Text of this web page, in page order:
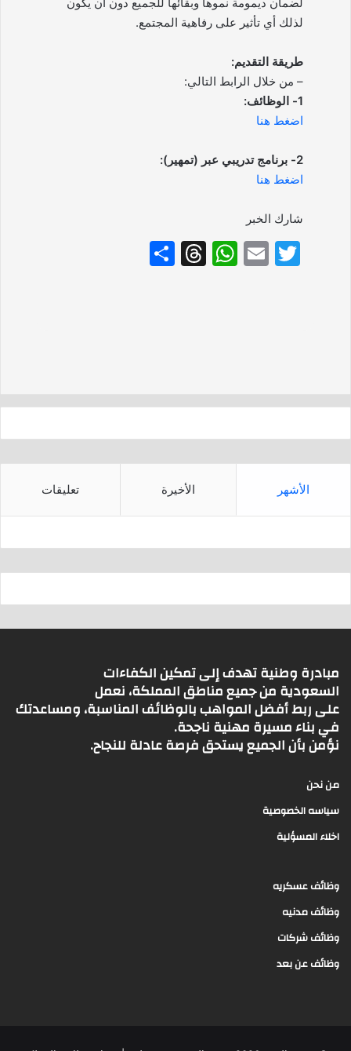
لذلك أي تأثير على رفاهية المجتمع.
طريقة التقديم:
– من خلال الرابط التالي:
1- الوظائف:
اضغط هنا
2- برنامج تدريبي عبر (تمهير):
اضغط هنا
شارك الخبر
T
E
W
p
T
الأشهر الأخيرة تعليقات
مبادرة وطنية تهدف إلى تمكين الكفاءات
السعودية من جميع مناطق المملكة، نعمل
على ربط أفضل المواهب بالوظائف المناسبة، ومساعدتك
في بناء مسيرة مهنية ناجحة.
نؤمن بأن الجميع يستحق فرصة عادلة للنجاح.
من نحن
سياسه الخصوصية
اخلاء المسؤلية
وظائف عسكريه
وظائف مدنيه
وظائف شركات
وظائف عن بعد